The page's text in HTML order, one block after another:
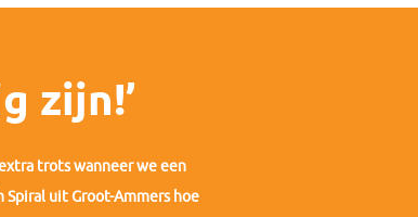
zijn!’
trots wanneer we een
uit Groot-Ammers hoe